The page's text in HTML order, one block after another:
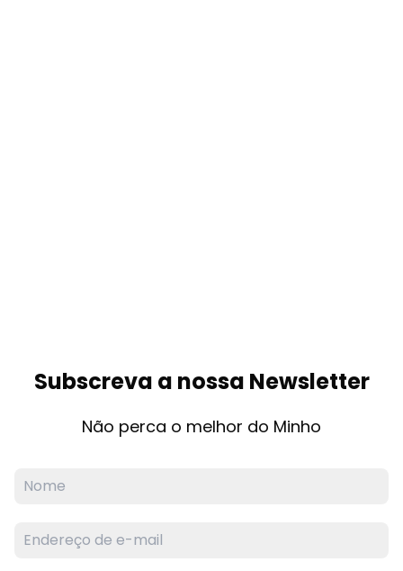
Subscreva a nossa Newsletter
Não perca o melhor do Minho